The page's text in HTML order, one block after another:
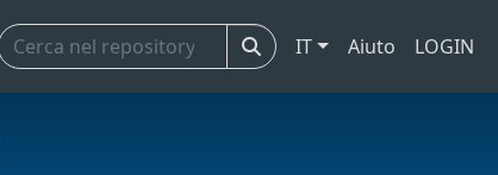
IT Aiuto LOGIN